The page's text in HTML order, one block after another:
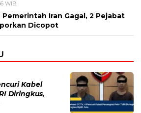
Kabel
Diringkus,
Lagi! Harga 1
Buyback